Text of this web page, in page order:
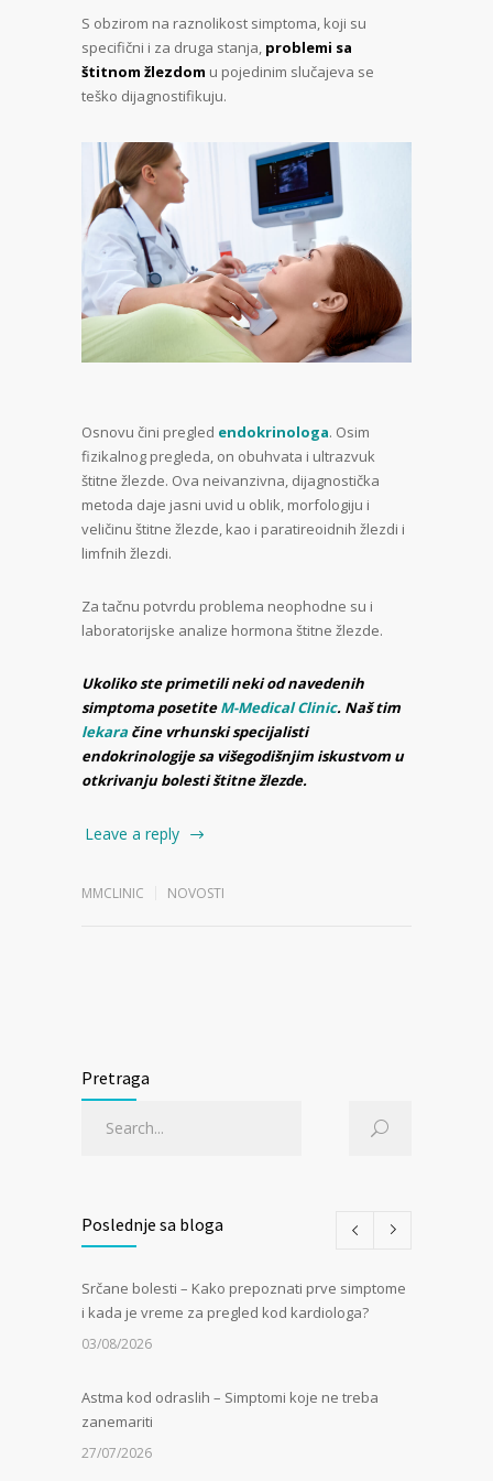
S obzirom na raznolikost simptoma, koji su
specifični i za druga stanja, problemi sa
štitnom žlezdom u pojedinim slučajeva se
teško dijagnostifikuju.
Osnovu čini pregled endokrinologa. Osim
fizikalnog pregleda, on obuhvata i ultrazvuk
štitne žlezde. Ova neivanzivna, dijagnostička
metoda daje jasni uvid u oblik, morfologiju i
veličinu štitne žlezde, kao i paratireoidnih žlezdi i
limfnih žlezdi.
Za tačnu potvrdu problema neophodne su i
laboratorijske analize hormona štitne žlezde.
Ukoliko ste primetili neki od navedenih
simptoma posetiteM-Medical Clinic. Naš tim
lekaračine vrhunski specijalisti
endokrinologije sa višegodišnjim iskustvom u
otkrivanju bolesti štitne žlezde.
Leave a reply
MMCLINIC NOVOSTI
Pretraga
Poslednje sa bloga
Srčane bolesti – Kako prepoznati prve simptome
i kada je vreme za pregled kod kardiologa?
03/08/2026
Astma kod odraslih – Simptomi koje ne treba
zanemariti
27/07/2026